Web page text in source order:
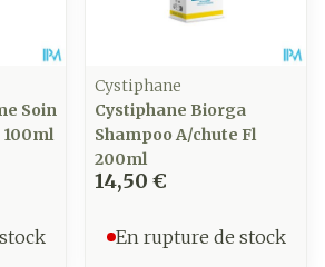
Soin
Cystiphane
Cystiphane Biorga
Shampoo A/chute Fl
200ml
14,50 €
En rupture de stock